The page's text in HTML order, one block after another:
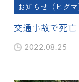
お知らせ（ヒグマ
交通事故で死
2022.08.25